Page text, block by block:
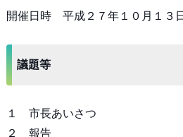
開催日時 平成２７年１０月１３
議題等
１ 市長あいさつ
２ 報告